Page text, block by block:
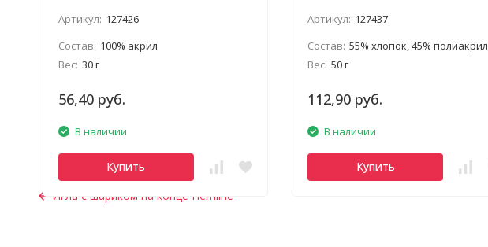
Артикул: 127426
Состав: 100% акрил
Вес: 30 г
56,40 руб.
В наличии
Купить
Артикул: 127437
Состав: 55% хлопок, 45% полиакрил
Вес: 50 г
112,90 руб.
В наличии
Купить
Игла с шариком на конце Hemline